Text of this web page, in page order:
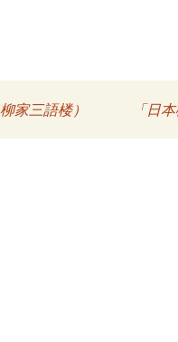
ーショ
家三語楼） 「日